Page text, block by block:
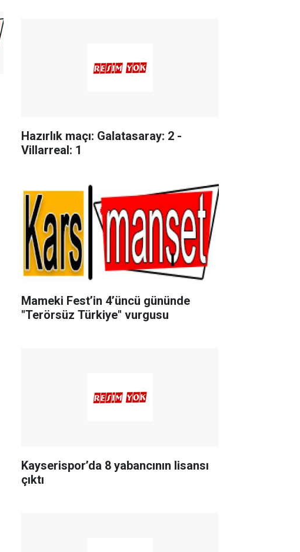
Hazırlık maçı: Galatasaray: 2 -
Villarreal: 1
Mameki Fest’in 4’üncü gününde
"Terörsüz Türkiye" vurgusu
Kayserispor’da 8 yabancının lisansı
çıktı